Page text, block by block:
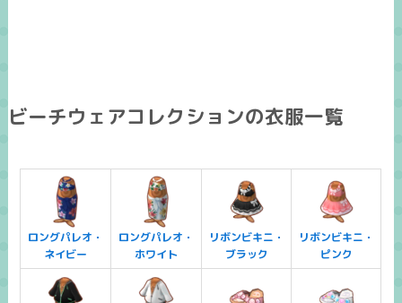
ビーチウェアコレクションの衣服一覧
ロングパレオ・
ネイビー
ロングパレオ・
ホワイト
リボンビキニ・
ブラック
リボンビキニ・
ピンク